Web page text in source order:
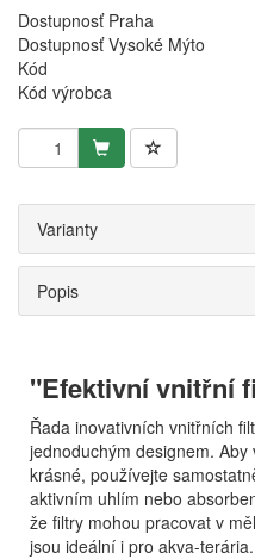
Dostupnosť Praha
Dostupnosť Vysoké Mýto
Kód
Kód výrobca
Varianty
Popis
"Efektivní vnitřní
Řada inovativních vnitřních
jednoduchým designem.
krásné, používejte
aktivním uhlím nebo
že filtry mohou pracovat v
jsou ideální i pro akva-terária.